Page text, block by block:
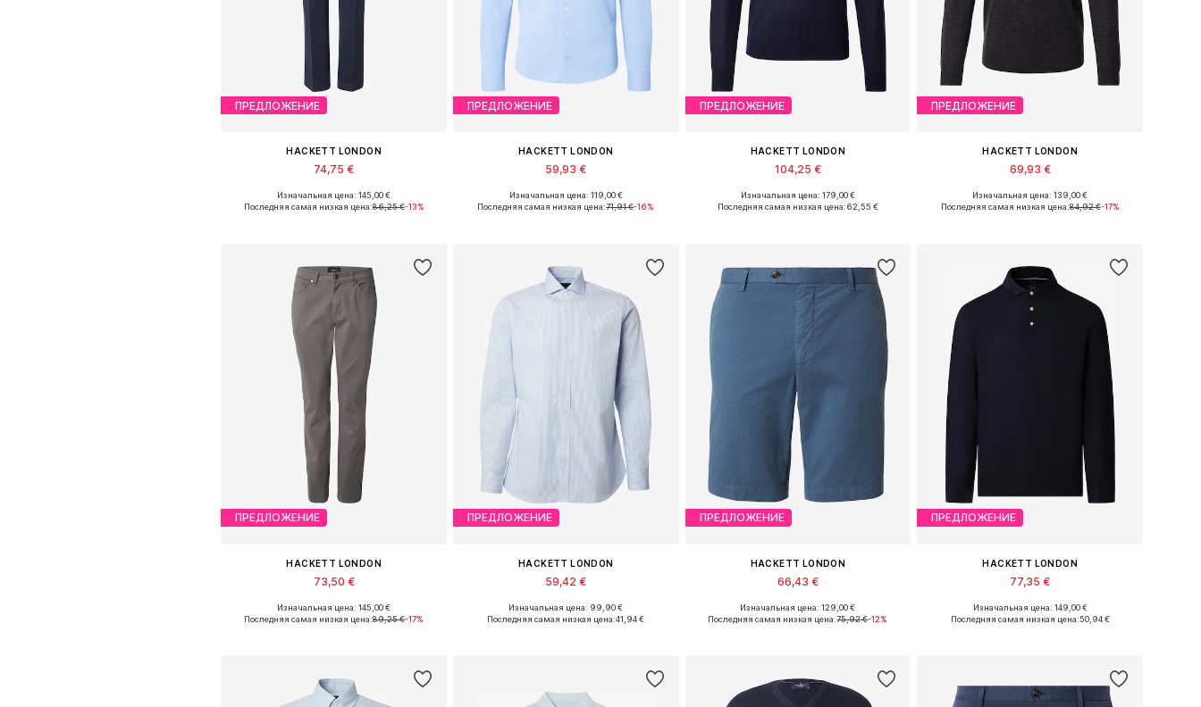
ПРЕДЛОЖЕНИЕ
HACKETT LONDON
74,75 €
Доступно множество размеров
Изначальная цена: 145,00 €
Последняя самая низкая цена:86,25 €-13%
ПРЕДЛОЖЕНИЕ
HACKETT LONDON
59,93 €
Доступные размеры: L, XL
Изначальная цена: 119,00 €
Последняя самая низкая цена:71,91 €-16%
ПРЕДЛОЖЕНИЕ
HACKETT LONDON
104,25 €
Доступные размеры: S, L, XL
Изначальная цена: 179,00 €
Последняя самая низкая цена:62,55 €
ПРЕДЛОЖЕНИЕ
HACKETT LONDON
69,93 €
Доступные размеры: M, L
Изначальная цена: 139,00 €
Последняя самая низкая цена:84,92 €-17%
ПРЕДЛОЖЕНИЕ
HACKETT LONDON
73,50 €
Изначальная цена: 145,00 €
Последняя самая низкая цена:89,25 €-17%
ПРЕДЛОЖЕНИЕ
HACKETT LONDON
59,42 €
Доступные размеры: L, XL
Изначальная цена: 99,90 €
Последняя самая низкая цена:41,94 €
ПРЕДЛОЖЕНИЕ
HACKETT LONDON
66,43 €
Доступные размеры: 30, 32, 34
Изначальная цена: 129,00 €
Последняя самая низкая цена:75,92 €-12%
ПРЕДЛОЖЕНИЕ
HACKETT LONDON
77,35 €
Доступные размеры: S, M
Изначальная цена: 149,00 €
Последняя самая низкая цена:50,94 €